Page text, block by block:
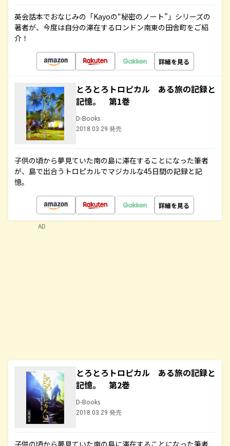
英会話本でおなじみの「Kayoの“秘密のノート”」シリーズの
著者が、今度は自分の滞在するロンドン南東の田舎町をご紹
介！
詳細を見る
とろとろトロピカル ある旅の記録と
記憶。 第1巻
D-Books
2018.03.29 発売
子供の頃から夢見ていた南の島に滞在することになった筆者
が、島で出合うトロピカルでマジカルな45日間の記録と記
憶。
詳細を見る
とろとろトロピカル ある旅の記録と
記憶。 第2巻
D-Books
2018.03.29 発売
子供の頃から夢見ていた南の島に滞在することになった筆者
AD